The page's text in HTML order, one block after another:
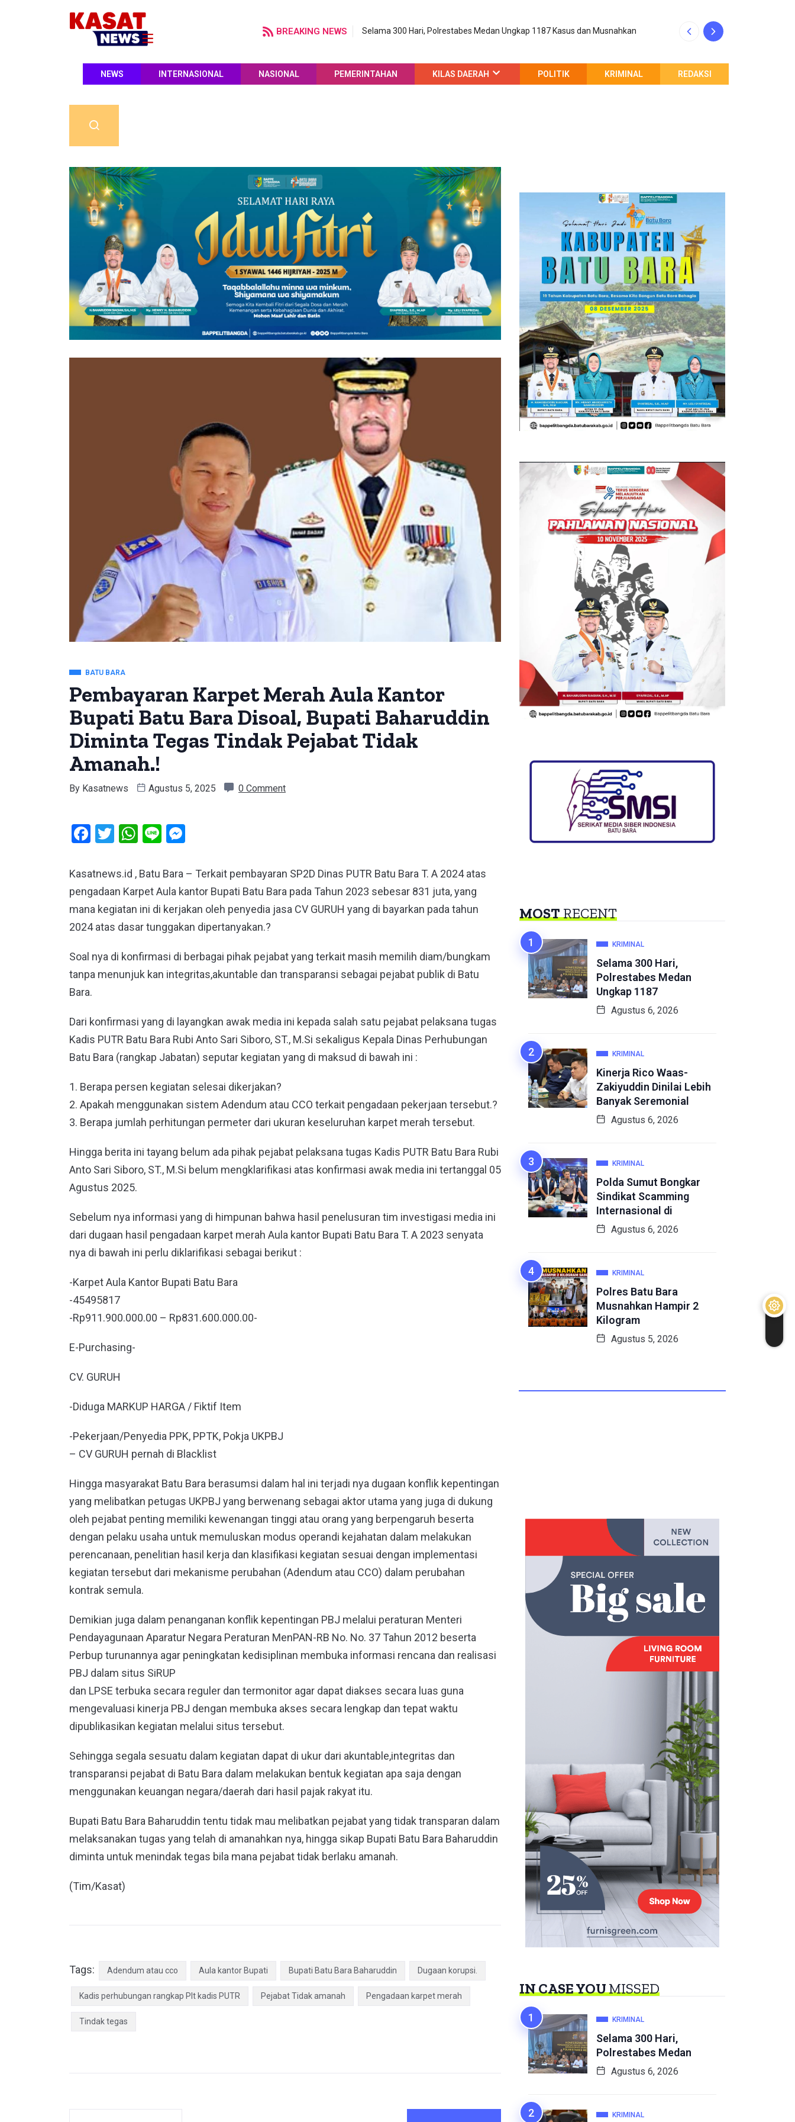
BREAKING NEWS Selama 300 Hari, Polrestabes Medan Ungkap 1187 Kasus dan Musnahkan
NEWS INTERNASIONAL NASIONAL PEMERINTAHAN KILAS DAERAH POLITIK KRIMINAL REDAKSI
BATU BARA
Pembayaran Karpet Merah Aula Kantor
Bupati Batu Bara Disoal, Bupati Baharuddin
Diminta Tegas Tindak Pejabat Tidak
Amanah.!
By Kasatnews Agustus 5, 2025 0 Comment
Facebook
Twitter
WhatsApp
Line
Kasatnews.id , Batu Bara – Terkait pembayaran SP2D Dinas PUTR Batu Bara T. A 2024 atas
pengadaan Karpet Aula kantor Bupati Batu Bara pada Tahun 2023 sebesar 831 juta, yang
mana kegiatan ini di kerjakan oleh penyedia jasa CV GURUH yang di bayarkan pada tahun
2024 atas dasar tunggakan dipertanyakan.?
Soal nya di konfirmasi di berbagai pihak pejabat yang terkait masih memilih diam/bungkam
tanpa menunjuk kan integritas,akuntable dan transparansi sebagai pejabat publik di Batu
Bara.
Dari konfirmasi yang di layangkan awak media ini kepada salah satu pejabat pelaksana tugas
Kadis PUTR Batu Bara Rubi Anto Sari Siboro, ST., M.Si sekaligus Kepala Dinas Perhubungan
Batu Bara (rangkap Jabatan) seputar kegiatan yang di maksud di bawah ini :
1. Berapa persen kegiatan selesai dikerjakan?
2. Apakah menggunakan sistem Adendum atau CCO terkait pengadaan pekerjaan tersebut.?
3. Berapa jumlah perhitungan permeter dari ukuran keseluruhan karpet merah tersebut.
Hingga berita ini tayang belum ada pihak pejabat pelaksana tugas Kadis PUTR Batu Bara Rubi
Anto Sari Siboro, ST., M.Si belum mengklarifikasi atas konfirmasi awak media ini tertanggal 05
Agustus 2025.
Sebelum nya informasi yang di himpunan bahwa hasil penelusuran tim investigasi media ini
dari dugaan hasil pengadaan karpet merah Aula kantor Bupati Batu Bara T. A 2023 senyata
nya di bawah ini perlu diklarifikasi sebagai berikut :
-Karpet Aula Kantor Bupati Batu Bara
-45495817
-Rp911.900.000.00 – Rp831.600.000.00-
E-Purchasing-
CV. GURUH
-Diduga MARKUP HARGA / Fiktif Item
-Pekerjaan/Penyedia PPK, PPTK, Pokja UKPBJ
– CV GURUH pernah di Blacklist
Hingga masyarakat Batu Bara berasumsi dalam hal ini terjadi nya dugaan konflik kepentingan
yang melibatkan petugas UKPBJ yang berwenang sebagai aktor utama yang juga di dukung
oleh pejabat penting memiliki kewenangan tinggi atau orang yang berpengaruh beserta
dengan pelaku usaha untuk memuluskan modus operandi kejahatan dalam melakukan
perencanaan, penelitian hasil kerja dan klasifikasi kegiatan sesuai dengan implementasi
kegiatan tersebut dari mekanisme perubahan (Adendum atau CCO) dalam perubahan
kontrak semula.
Demikian juga dalam penanganan konflik kepentingan PBJ melalui peraturan Menteri
Pendayagunaan Aparatur Negara Peraturan MenPAN-RB No. No. 37 Tahun 2012 beserta
Perbup turunannya agar peningkatan kedisiplinan membuka informasi rencana dan realisasi
PBJ dalam situs SiRUP
dan LPSE terbuka secara reguler dan termonitor agar dapat diakses secara luas guna
mengevaluasi kinerja PBJ dengan membuka akses secara lengkap dan tepat waktu
dipublikasikan kegiatan melalui situs tersebut.
Sehingga segala sesuatu dalam kegiatan dapat di ukur dari akuntable,integritas dan
transparansi pejabat di Batu Bara dalam melakukan bentuk kegiatan apa saja dengan
menggunakan keuangan negara/daerah dari hasil pajak rakyat itu.
Bupati Batu Bara Baharuddin tentu tidak mau melibatkan pejabat yang tidak transparan dalam
melaksanakan tugas yang telah di amanahkan nya, hingga sikap Bupati Batu Bara Baharuddin
diminta untuk menindak tegas bila mana pejabat tidak berlaku amanah.
(Tim/Kasat)
Tags: Adendum atau cco Aula kantor Bupati Bupati Batu Bara Baharuddin Dugaan korupsi.
Kadis perhubungan rangkap Plt kadis PUTR Pejabat Tidak amanah Pengadaan karpet merah
Tindak tegas
MOSTRECENT
KRIMINAL
Selama 300 Hari,
Polrestabes Medan
Ungkap 1187
Agustus 6, 2026
KRIMINAL
Kinerja Rico Waas-
Zakiyuddin Dinilai Lebih
Banyak Seremonial
Agustus 6, 2026
KRIMINAL
Polda Sumut Bongkar
Sindikat Scamming
Internasional di
Agustus 6, 2026
KRIMINAL
Polres Batu Bara
Musnahkan Hampir 2
Kilogram
Agustus 5, 2026
IN CASE YOUMISSED
KRIMINAL
Selama 300 Hari,
Polrestabes Medan
Agustus 6, 2026
KRIMINAL